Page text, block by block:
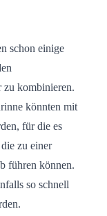
schon einige
zu kombinieren.
könnten mit
für die es
zu einer
führen können.
so schnell